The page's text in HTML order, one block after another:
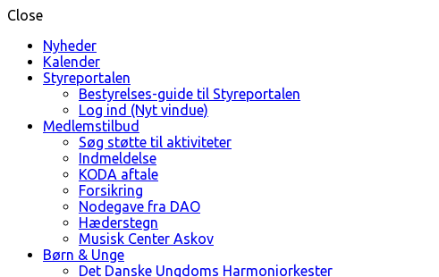
Close
Nyheder
Kalender
Styreportalen
Bestyrelses-guide til Styreportalen
Log ind (Nyt vindue)
Medlemstilbud
Søg støtte til aktiviteter
Indmeldelse
KODA aftale
Forsikring
Nodegave fra DAO
Hæderstegn
Musisk Center Askov
Børn & Unge
Det Danske Ungdoms Harmoniorkester